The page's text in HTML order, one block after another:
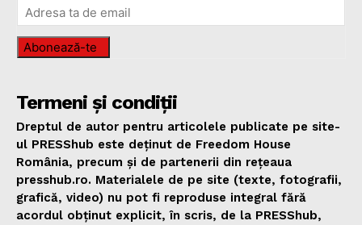
Abonează-te
Termeni și condiții
Dreptul de autor pentru articolele publicate pe site-
ul PRESShub este deținut de Freedom House
România, precum și de partenerii din rețeaua
presshub.ro. Materialele de pe site (texte, fotografii,
grafică, video) nu pot fi reproduse integral fără
acordul obținut explicit, în scris, de la PRESShub,